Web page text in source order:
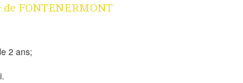
FONTENERMONT
2 ans;